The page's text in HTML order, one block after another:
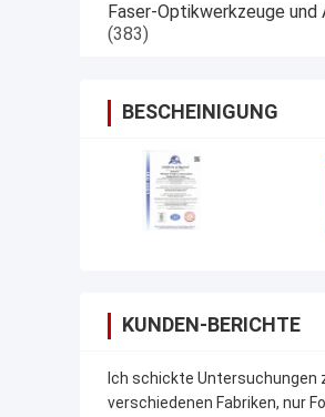
Faser-Optikwerkzeuge und
(383)
BESCHEINIGUNG
KUNDEN-BERICHTE
Ich schickte Untersuchungen
verschiedenen Fabriken, nur